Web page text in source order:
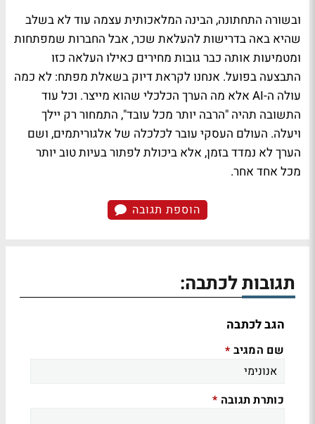
ובשורה התחתונה, הבינה המלאכותית עצמה עוד לא בשלב
שהיא באה בדרישות להעלאת שכר, אבל החברות שמפתחות
ומטמיעות אותה כבר גובות מחירים כאילו העלאה כזו
התבצעה בפועל. אנחנו לקראת דיוק בשאלת מפתח: לא כמה
עולה ה-AI אלא מה הערך הכלכלי שהוא מייצר. וכל עוד
התשובה תהיה "הרבה יותר מכל עובד", התמחור רק יילך
ויעלה. העולם העסקי עובר לכלכלה של אלגוריתמים, ושם
הערך לא נמדד בזמן, אלא ביכולת לפתור בעיות טוב יותר
מכל אחד אחר.
הוספת תגובה
תגובות לכתבה:
הגב לכתבה
שם המגיב *
כותרת תגובה *